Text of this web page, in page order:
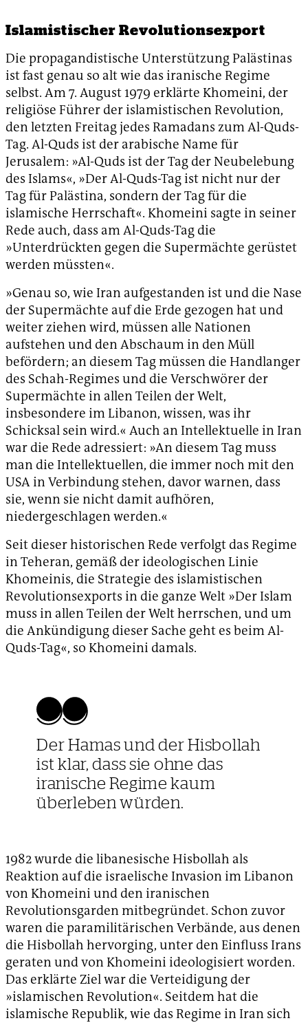
Islamistischer Revolutionsexport
Die propagandistische Unterstützung Palästinas
ist fast genau so alt wie das iranische Regime
selbst. Am 7. August 1979 erklärte Khomeini, der
religiöse Führer der islamistischen Revolution,
den letzten Freitag jedes Ramadans zum Al-Quds-
Tag. Al-Quds ist der arabische Name für
Jerusalem: »Al-Quds ist der Tag der Neubelebung
des Islams«, »Der Al-Quds-Tag ist nicht nur der
Tag für Palästina, sondern der Tag für die
islamische Herrschaft«. Khomeini sagte in seiner
Rede auch, dass am Al-Quds-Tag die
»Unterdrückten gegen die Supermächte gerüstet
werden müssten«.
»Genau so, wie Iran aufgestanden ist und die Nase
der Supermächte auf die Erde gezogen hat und
weiter ziehen wird, müssen alle Nationen
aufstehen und den Abschaum in den Müll
befördern; an diesem Tag müssen die Handlanger
des Schah-Regimes und die Verschwörer der
Supermächte in allen Teilen der Welt,
insbesondere im Libanon, wissen, was ihr
Schicksal sein wird.« Auch an Intellektuelle in Iran
war die Rede adressiert: »An diesem Tag muss
man die Intellektuellen, die immer noch mit den
USA in Verbindung stehen, davor warnen, dass
sie, wenn sie nicht damit aufhören,
niedergeschlagen werden.«
Seit dieser historischen Rede verfolgt das Regime
in Teheran, gemäß der ideologischen Linie
Khomeinis, die Strategie des islamistischen
Revolutionsexports in die ganze Welt »Der Islam
muss in allen Teilen der Welt herrschen, und um
die Ankündigung dieser Sache geht es beim Al-
Quds-Tag«, so Khomeini damals.
Der Hamas und der Hisbollah
ist klar, dass sie ohne das
iranische Regime kaum
überleben würden.
1982 wurde die libanesische Hisbollah als
Reaktion auf die israelische Invasion im Libanon
von Khomeini und den iranischen
Revolutionsgarden mitbegründet. Schon zuvor
waren die paramilitärischen Verbände, aus denen
die Hisbollah hervorging, unter den Einfluss Irans
geraten und von Khomeini ideologisiert worden.
Das erklärte Ziel war die Verteidigung der
»islamischen Revolution«. Seitdem hat die
islamische Republik, wie das Regime in Iran sich